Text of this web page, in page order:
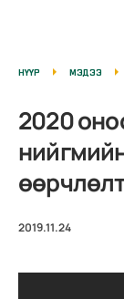
НҮҮР МЭДЭЭ
2020
2019.11.24